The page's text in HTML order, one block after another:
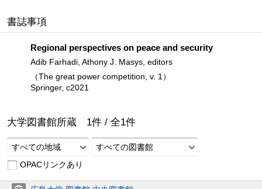
書誌事項
Regional perspectives on peace and security
Adib Farhadi, Athony J. Masys, editors
（The great power competition, v. 1）
Springer, c2021
大学図書館所蔵 1件 / 全1件
すべての地域
すべての図書館
OPACリンクあり